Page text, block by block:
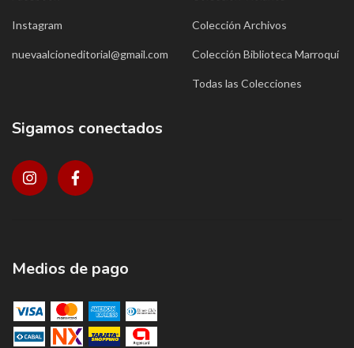
Instagram
nuevaalcioneditorial@gmail.com
Colección Archivos
Colección Biblioteca Marroquí
Todas las Colecciones
Sigamos conectados
Medios de pago